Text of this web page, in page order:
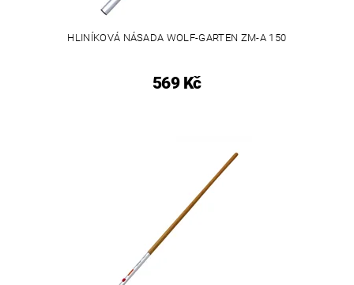
HLINÍKOVÁ NÁSADA WOLF-GARTEN ZM-A 150
569 Kč